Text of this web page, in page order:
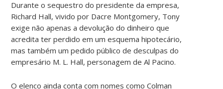
Durante o sequestro do presidente da empresa,
Richard Hall, vivido por Dacre Montgomery, Tony
exige não apenas a devolução do dinheiro que
acredita ter perdido em um esquema hipotecário,
mas também um pedido público de desculpas do
empresário M. L. Hall, personagem de Al Pacino.
O elenco ainda conta com nomes como Colman